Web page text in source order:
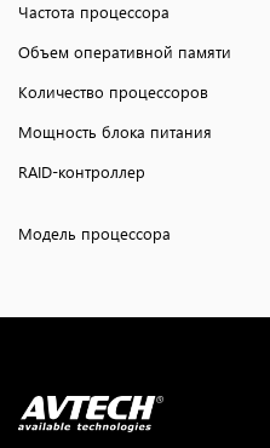
Частота процессора
Объем оперативной памяти
Количество процессоров
Мощность блока питания
RAID-контроллер
Модель процессора